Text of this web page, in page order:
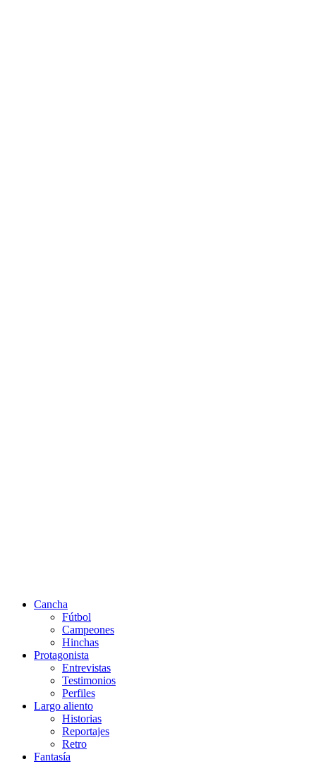
Cancha
Fútbol
Campeones
Hinchas
Protagonista
Entrevistas
Testimonios
Perfiles
Largo aliento
Historias
Reportajes
Retro
Fantasía